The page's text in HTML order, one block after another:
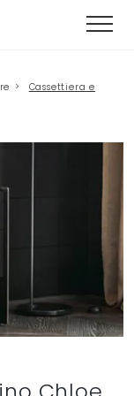
>
Cassettiera e